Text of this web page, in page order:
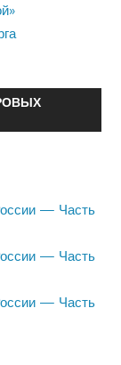
— Часть
— Часть
— Часть